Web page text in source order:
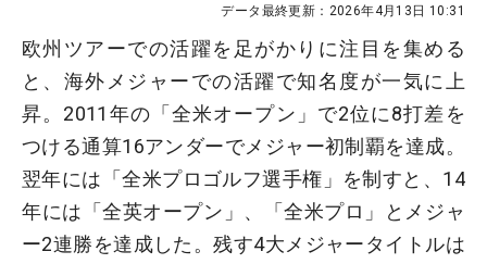
データ最終更新： 2026年4月13日 10:31
欧州ツアーでの活躍を足がかりに注目を集める
と、海外メジャーでの活躍で知名度が一気に上
昇。2011年の「全米オープン」で2位に8打差を
つける通算16アンダーでメジャー初制覇を達成。
翌年には「全米プロゴルフ選手権」を制すと、14
年には「全英オープン」、「全米プロ」とメジャ
ー2連勝を達成した。残す4大メジャータイトルは